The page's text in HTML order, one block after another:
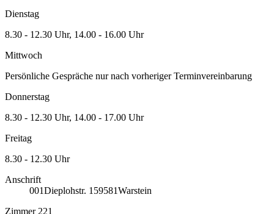
Dienstag
8.30 - 12.30 Uhr, 14.00 - 16.00 Uhr
Mittwoch
Persönliche Gespräche nur nach vorheriger Terminvereinbarung
Donnerstag
8.30 - 12.30 Uhr, 14.00 - 17.00 Uhr
Freitag
8.30 - 12.30 Uhr
Anschrift
001Dieplohstr. 1 59581Warstein
Zimmer 221